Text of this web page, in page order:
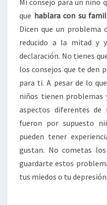
que hablara con su
Dicen que un problema
reducido a la mitad y
declaración. No tienes
los consejos que te den
para ti. A pesar de lo
niños tienen problemas
aspectos diferentes de
fueron por supuesto
pueden tener
gustan. No cometas
guardarte estos
tus miedos o tu depresión.